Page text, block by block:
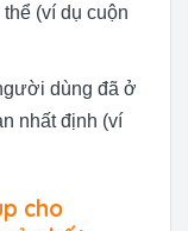
(ví dụ cuộn
dùng đã ở
nhất định (ví
cho